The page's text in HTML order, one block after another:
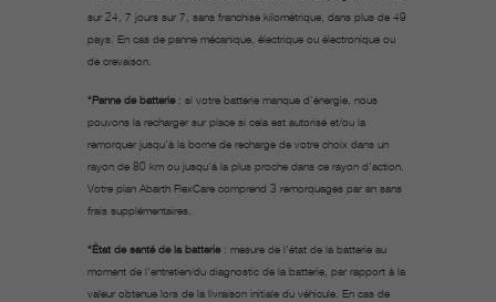
sur 24, 7 jours sur 7, sans franchise kilométrique, dans plus de 49
pays.
En cas de panne mécanique, électrique ou électronique ou
de crevaison.
*Panne de batterie : si votre batterie manque d'énergie, nous
pouvons la recharger sur place si cela est autorisé et/ou la
remorquer jusqu'à la borne de recharge de votre choix dans un
rayon de 80 km ou jusqu'à la plus proche dans ce rayon d'action.
Votre plan Abarth FlexCare comprend 3 remorquages par an sans
frais supplémentaires.
*État de santé de la batterie : mesure de l'état de la batterie au
moment de l'entretien/du diagnostic de la batterie, par rapport à la
valeur obtenue lors de la livraison initiale du véhicule. En cas de